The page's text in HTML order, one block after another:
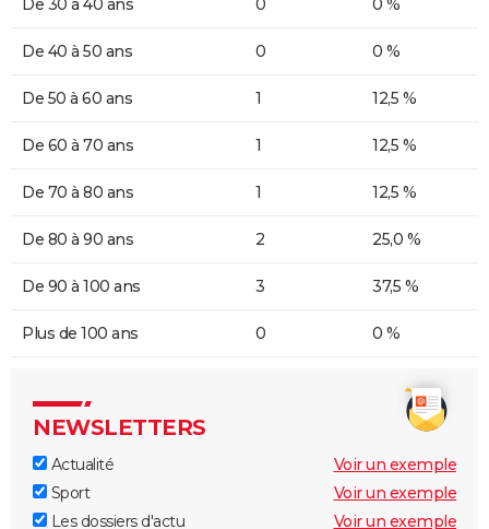
De 30 à 40 ans 0 0 %
De 40 à 50 ans 0 0 %
De 50 à 60 ans 1 12,5 %
De 60 à 70 ans 1 12,5 %
De 70 à 80 ans 1 12,5 %
De 80 à 90 ans 2 25,0 %
De 90 à 100 ans 3 37,5 %
Plus de 100 ans 0 0 %
NEWSLETTERS
Actualité
Voir un exemple
Sport
Voir un exemple
Les dossiers d'actu
Voir un exemple